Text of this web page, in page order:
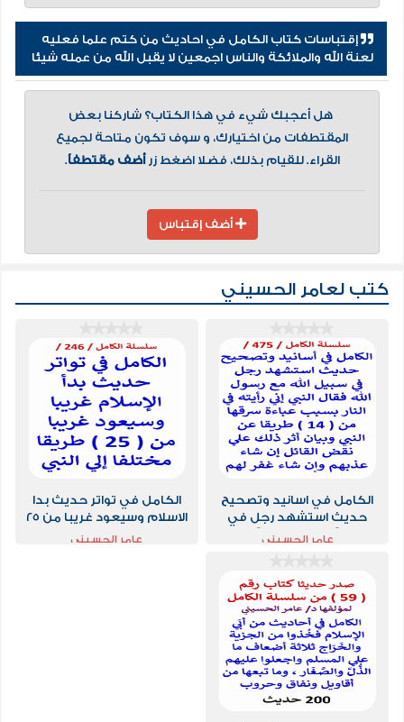
إقتباسات كتاب الكامل في احاديث من كتم علما فعليه
لعنة الله والملائكة والناس اجمعين لا يقبل الله من عمله شيئا
هل أعجبك شيء في هذا الكتاب؟ شاركنا بعض
المقتطفات من اختيارك، و سوف تكون متاحة لجميع
القراء. للقيام بذلك، فضلا اضغط زرأضف مقتطفاً.
أضف إقتباس
كتب لعامر الحسيني
الكامل في اسانيد وتصحيح
حديث استشهد رجل في
سبيل الله مع رسول الله فقال
النبي اني رايته في الناس
بسبب
عامر الحسيني
الكامل في تواتر حديث بدا
الاسلام وسيعود غريبا من 25
طريقا مختلفا الي النبي
عامر الحسيني